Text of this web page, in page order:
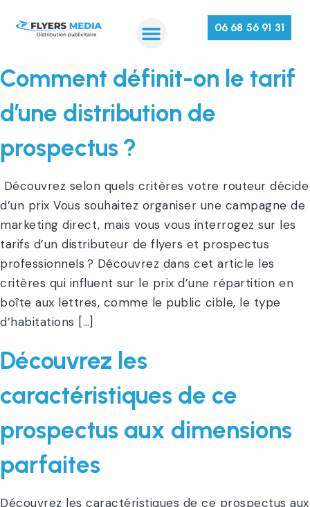
06 68 56 91 31
Comment définit-on le tarif
d’une distribution de
prospectus ?
Découvrez selon quels critères votre routeur décide
d’un prix Vous souhaitez organiser une campagne de
marketing direct, mais vous vous interrogez sur les
tarifs d’un distributeur de flyers et prospectus
professionnels ? Découvrez dans cet article les
critères qui influent sur le prix d’une répartition en
boîte aux lettres, comme le public cible, le type
d’habitations […]
Découvrez les
caractéristiques de ce
prospectus aux dimensions
parfaites
Découvrez les caractéristiques de ce prospectus aux